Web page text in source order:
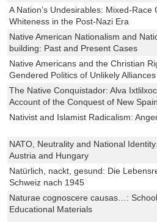
A Nation’s Undesirables: Mixed-Race
Whiteness in the Post-Nazi Era
Native American Nationalism and
building: Past and Present Cases
Native Americans and the Christian
Gendered Politics of Unlikely Alliances
The Native Conquistador: Alva
Account of the Conquest of New Spain
Nativist and Islamist Radicalism:
NATO, Neutrality and National
Austria and Hungary
Natürlich, nackt, gesund: Die
Schweiz nach 1945
Naturae cognoscere causas…:
Educational Materials